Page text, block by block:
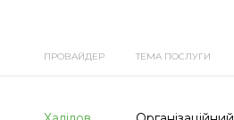
ПРОВАЙДЕР ТЕМА ПОСЛУГИ